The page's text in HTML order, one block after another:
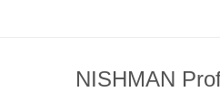
NISHMAN